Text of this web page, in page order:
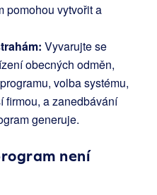
pomohou vytvořit a
Vyvarujte se
obecných odměn,
volba systému,
firmou, a zanedbávání
generuje.
není